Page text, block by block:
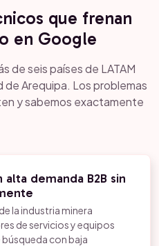
que frenan
en Google
de seis países de LATAM
de Arequipa. Los problemas
y sabemos exactamente
demanda B2B sin
la industria minera
de servicios y equipos
con baja